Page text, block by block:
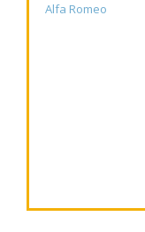
Alfa Romeo